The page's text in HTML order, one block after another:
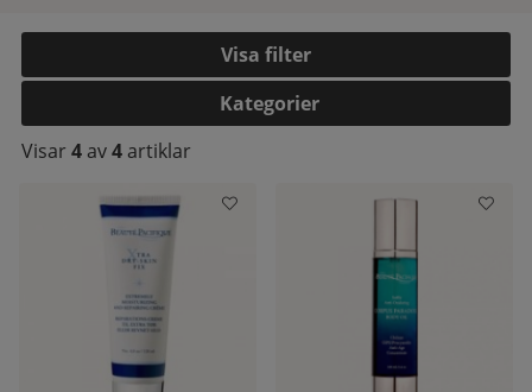
Filtrera
Kategorier
Visar 4av4artiklar